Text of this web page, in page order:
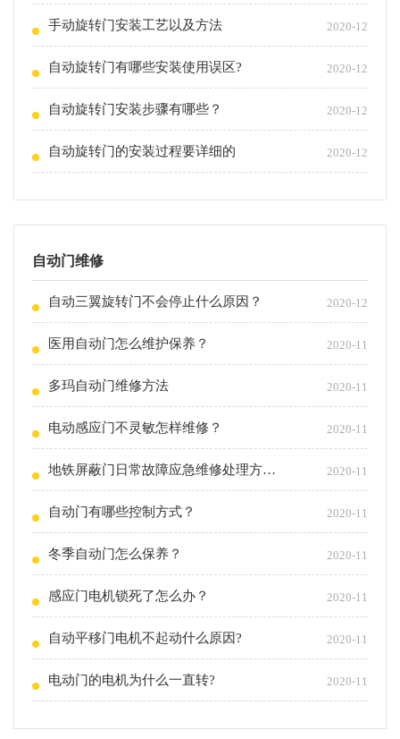
手动旋转门安装工艺以及方法 2020-12
自动旋转门有哪些安装使用误区? 2020-12
自动旋转门安装步骤有哪些？ 2020-12
自动旋转门的安装过程要详细的 2020-12
自动门维修
自动三翼旋转门不会停止什么原因？ 2020-12
医用自动门怎么维护保养？ 2020-11
多玛自动门维修方法 2020-11
电动感应门不灵敏怎样维修？ 2020-11
地铁屏蔽门日常故障应急维修处理方法！ 2020-11
自动门有哪些控制方式？ 2020-11
冬季自动门怎么保养？ 2020-11
感应门电机锁死了怎么办？ 2020-11
自动平移门电机不起动什么原因? 2020-11
电动门的电机为什么一直转? 2020-11